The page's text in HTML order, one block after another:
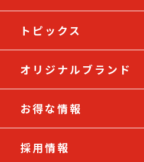
トピックス
オリジナルブランド
お得な情報
採用情報